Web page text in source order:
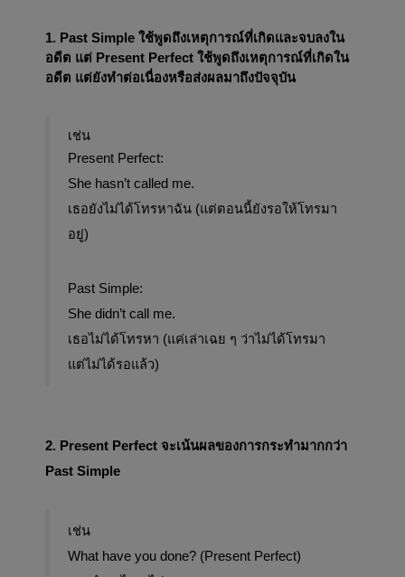
1. Past Simple ใช้พูดถึงเหตุการณ์ที่เกิดและจบลงใน
อดีต แต่ Present Perfect ใช้พูดถึงเหตุการณ์ที่เกิดใน
อดีต แต่ยังทำต่อเนื่องหรือส่งผลมาถึงปัจจุบัน
เช่น
Present Perfect:
She hasn’t called me.
เธอยังไม่ได้โทรหาฉัน (แต่ตอนนี้ยังรอให้โทรมา
อยู่)
Past Simple:
She didn’t call me.
เธอไม่ได้โทรหา (แค่เล่าเฉย ๆ ว่าไม่ได้โทรมา
แต่ไม่ได้รอแล้ว)
2. Present Perfect จะเน้นผลของการกระทำมากกว่า
Past Simple
เช่น
What have you done? (Present Perfect)